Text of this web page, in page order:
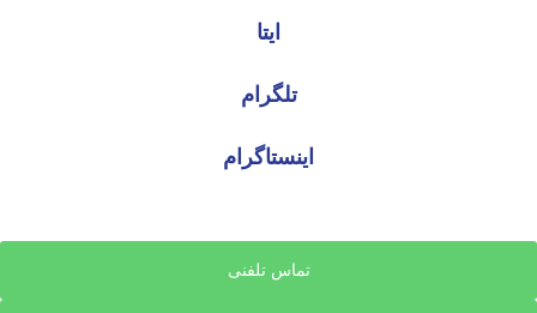
ایتا
تلگرام
اینستاگرام
تماس تلفنی